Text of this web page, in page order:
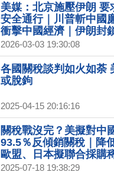
美媒：北京施壓伊朗 要
安全通行｜川普斬中國
衝擊中國經濟｜伊朗封
台日韓能源曝險加劇｜
H200限購令 單一中企
財經新聞│20260303
2026-03-03 19:30:08
各國關稅談判如火如荼
或脫鉤
2025-04-15 20:16:16
關稅戰沒完？美擬對中
93.5％反傾銷關稅｜降
歐盟、日本擬聯合採購
裔高管遭限制出境！富
2025-07-18 19:38:29